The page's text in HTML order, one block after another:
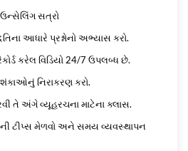
સત્રો
આધારે પ્રશ્નોનો અભ્યાસ કરો.
કરેલ વિડિયો 24/7 ઉપલબ્ધ છે.
શંકાઓનું નિરાકરણ કરો.
તે અંગે વ્યૂહરચના માટેના ક્લાસ.
ટીપ્સ મેળવો અને સમય વ્યવસ્થાપન